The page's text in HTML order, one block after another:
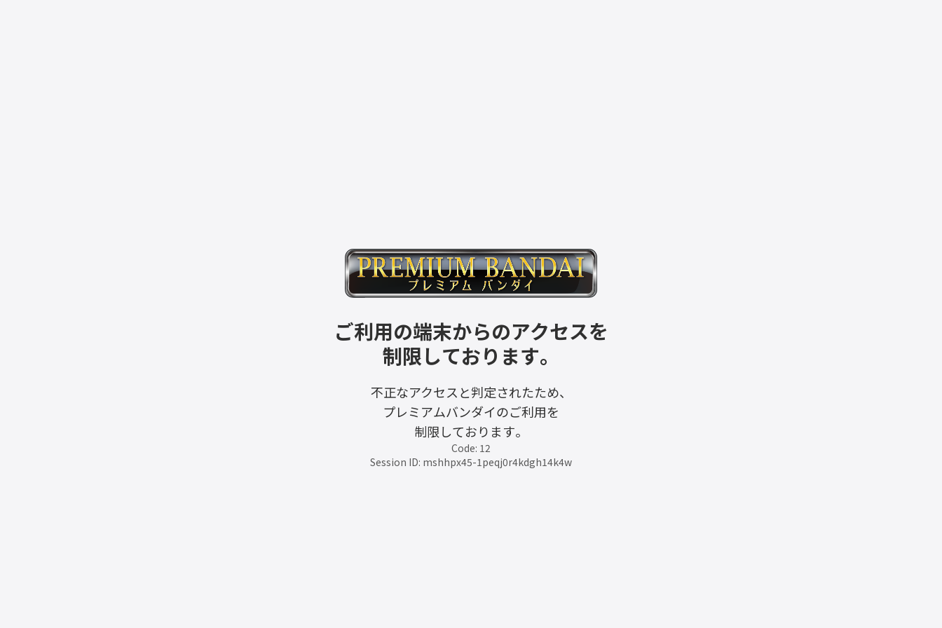
ご利用の端末からのアクセスを
制限しております。
不正なアクセスと判定されたため、
プレミアムバンダイのご利用を
制限しております。
Code: 12
Session ID: mshhpx45-1peqj0r4kdgh14k4w